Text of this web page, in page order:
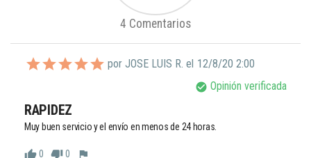
4 Comentarios
por JOSE LUIS R. el 12/8/20 2:00
check_circle Opinión verificada
RAPIDEZ
Muy buen servicio y el envío en menos de 24 horas.
thumb_up0 thumb_down0 flag